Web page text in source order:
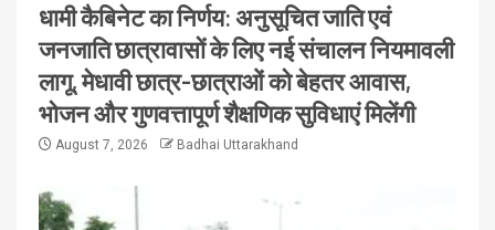
धामी कैबिनेट का निर्णय: अनुसूचित जाति एवं
जनजाति छात्रावासों के लिए नई संचालन नियमावली
लागू, मेधावी छात्र-छात्राओं को बेहतर आवास,
भोजन और गुणवत्तापूर्ण शैक्षणिक सुविधाएं मिलेंगी
August 7, 2026 Badhai Uttarakhand